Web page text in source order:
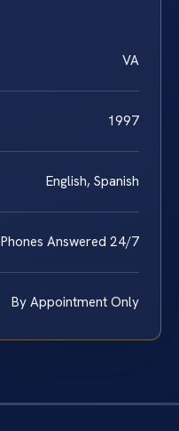
VA
1997
English, Spanish
Phones Answered 24/7
By Appointment Only